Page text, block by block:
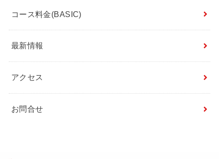
コース料金(BASIC)
最新情報
アクセス
お問合せ